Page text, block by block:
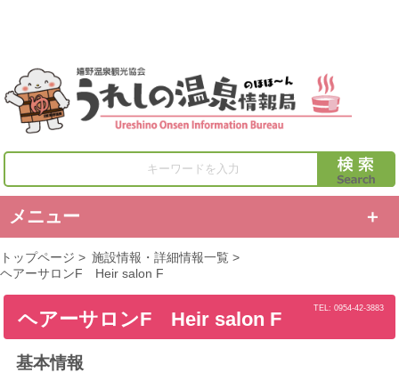
キーワードを入力
メニュー
トップページ > 施設情報・詳細情報一覧 >
ヘアーサロンF Heir salon F
ヘアーサロンF Heir salon F TEL: 0954-42-3883
基本情報